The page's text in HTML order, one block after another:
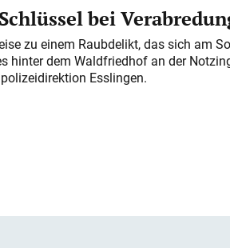
bei
zu einem Raubdelikt, das sich am
hinter dem Waldfriedhof an der
Esslingen.